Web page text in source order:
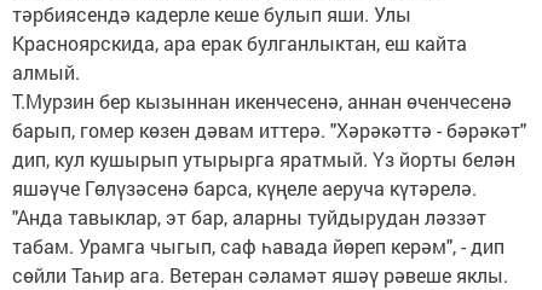
тәрбиясендә кадерле кеше булып яши. Улы
Красноярскида, ара ерак булганлыктан, еш кайта
алмый.
Т.Мурзин бер кызыннан икенчесенә, аннан өченчесенә
барып, гомер көзен дәвам иттерә. "Хәрәкәттә - бәрәкәт"
дип, кул кушырып утырырга яратмый. Үз йорты белән
яшәүче Гөлүзәсенә барса, күңеле аеруча күтәрелә.
"Анда тавыклар, эт бар, аларны туйдырудан ләззәт
табам. Урамга чыгып, саф һавада йөреп керәм", - дип
сөйли Таһир ага. Ветеран сәламәт яшәү рәвеше яклы.